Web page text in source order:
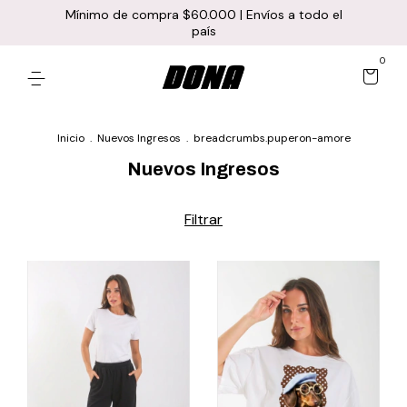
Mínimo de compra $60.000 | Envíos a todo el
país
0
Inicio . Nuevos Ingresos . breadcrumbs.puperon-amore
Nuevos Ingresos
Filtrar